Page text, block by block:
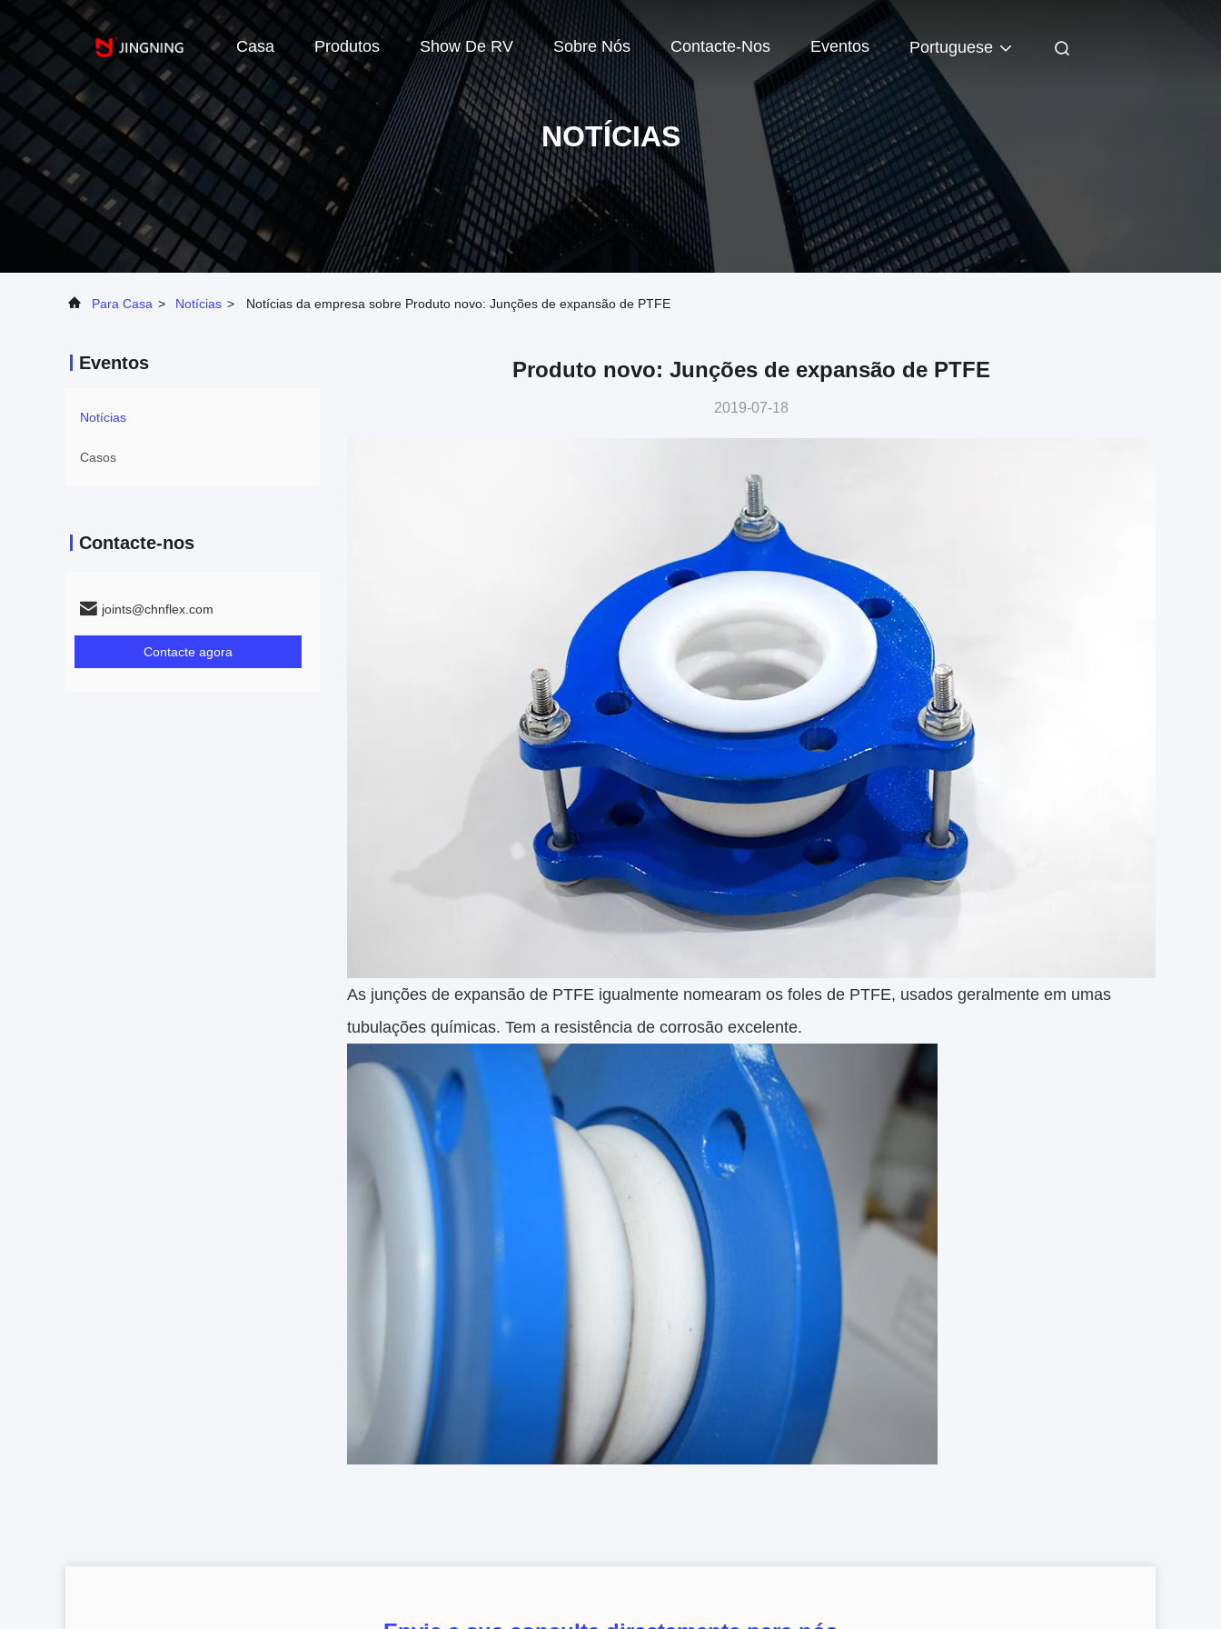
Casa Produtos Show De RV Sobre Nós Contacte-Nos Eventos Portuguese
NOTÍCIAS
Para Casa > Notícias > Notícias da empresa sobre Produto novo: Junções de expansão de PTFE
Eventos
Notícias
Casos
Contacte-nos
joints@chnflex.com
Contacte agora
Produto novo: Junções de expansão de PTFE
2019-07-18
As junções de expansão de PTFE igualmente nomearam os foles de PTFE, usados geralmente em umas
tubulações químicas. Tem a resistência de corrosão excelente.